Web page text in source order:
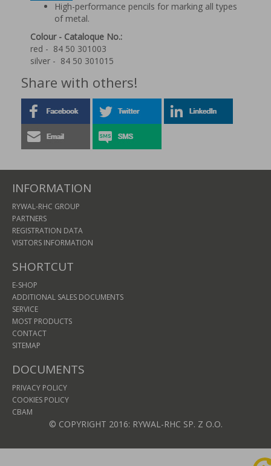
High-performance pencils for marking all types
of metal.
Colour - Cataloque No.:
red - 84 50 301003
silver - 84 50 301015
Share with others!
INFORMATION
RYWAL-RHC GROUP
PARTNERS
REGISTRATION DATA
VISITORS INFORMATION
SHORTCUT
E-SHOP
ADDITIONAL SALES DOCUMENTS
SERVICE
MOST PRODUCTS
CONTACT
SITEMAP
DOCUMENTS
PRIVACY POLICY
COOKIES POLICY
CBAM
© COPYRIGHT 2016: RYWAL-RHC SP. Z O.O.